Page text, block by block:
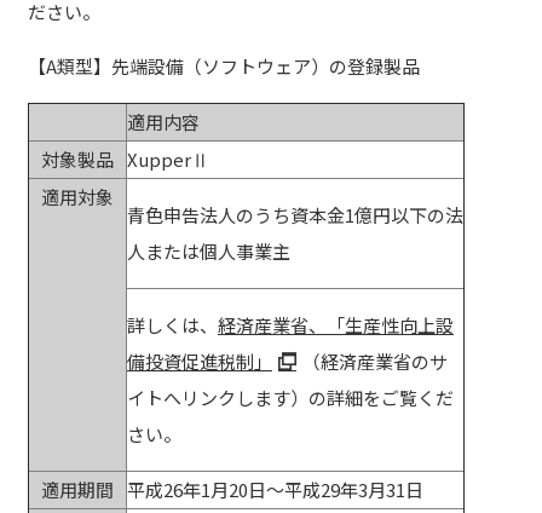
ださい。
【A類型】先端設備（ソフトウェア）の登録製品
適用内容
対象製品 XupperⅡ
適用対象
青色申告法人のうち資本金1億円以下の法
人または個人事業主
詳しくは、 経済産業省、「生産性向上設
備投資促進税制」
（経済産業省のサ
イトへリンクします）の詳細をご覧くだ
さい。
適用期間 平成26年1月20日～平成29年3月31日